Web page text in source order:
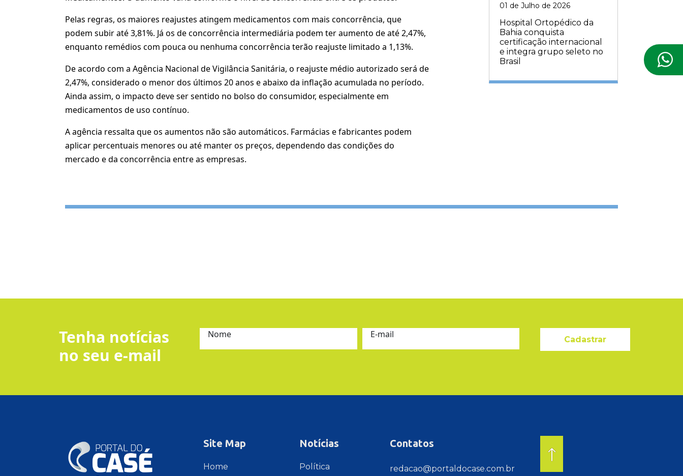
Pelas regras, os maiores reajustes atingem medicamentos com mais concorrência, que
podem subir até 3,81%. Já os de concorrência intermediária podem ter aumento de até 2,47%,
enquanto remédios com pouca ou nenhuma concorrência terão reajuste limitado a 1,13%.
De acordo com a Agência Nacional de Vigilância Sanitária, o reajuste médio autorizado será de
2,47%, considerado o menor dos últimos 20 anos e abaixo da inflação acumulada no período.
Ainda assim, o impacto deve ser sentido no bolso do consumidor, especialmente em
medicamentos de uso contínuo.
A agência ressalta que os aumentos não são automáticos. Farmácias e fabricantes podem
aplicar percentuais menores ou até manter os preços, dependendo das condições do
mercado e da concorrência entre as empresas.
01 de Julho de 2026
Hospital Ortopédico da
Bahia conquista
certificação internacional
e integra grupo seleto no
Brasil
Tenha notícias
no seu e-mail
Nome E-mail Cadastrar
Site Map
Home
Notícias
Política
Contatos
redacao@portaldocase.com.br